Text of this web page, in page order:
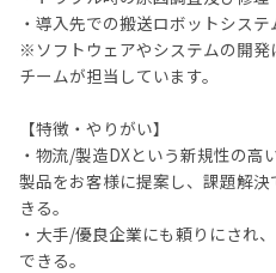
・導入先での搬送ロボットシス
※ソフトウェアやシステムの開
チームが担当しています。
【特徴・やりがい】
・物流/製造DXという新規性の高
製品をお客様に提案し、課題解
きる。
・大手/優良企業にも頼りにされ
できる。